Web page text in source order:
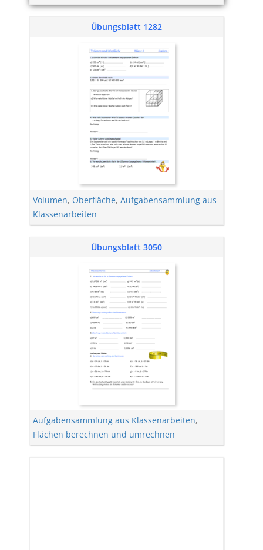
Übungsblatt 1282
Volumen, Oberfläche, Aufgabensammlung aus
Klassenarbeiten
Übungsblatt 3050
Aufgabensammlung aus Klassenarbeiten,
Flächen berechnen und umrechnen